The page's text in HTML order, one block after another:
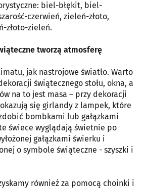
biel-błękit, biel-
czerwień, zieleń-złoto,
złoto-zieleń.
tworzą atmosferę
jak nastrojowe światło. Warto
świątecznego stołu, okna, a
na to jest masa – przy dekoracji
się girlandy z lampek, które
bombkami lub gałązkami
świece wyglądają świetnie po
gałązkami świerku i
o symbole świąteczne - szyszki i
również za pomocą choinki i